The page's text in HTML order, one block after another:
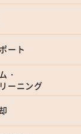
ート
・
ーニング